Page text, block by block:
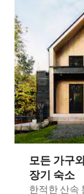
모든 가구
장기 숙소
한적한 산속